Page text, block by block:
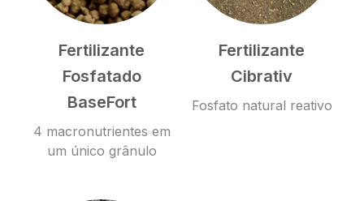
Fertilizante
Fosfatado
BaseFort
4 macronutrientes em
um único grânulo
Fertilizante
Cibrativ
Fosfato natural reativo